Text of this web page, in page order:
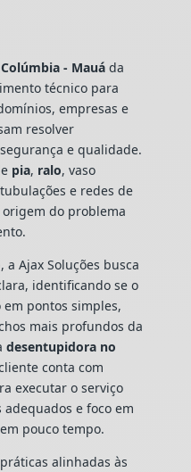
- Mauáda
técnico para
empresas e
resolver
e qualidade.
pia, ralo, vaso
e redes de
do problema
, a Ajax Soluções busca
identificando se o
pontos simples,
mais profundos da
desentupidora no
conta com
executar o serviço
e foco em
pouco tempo.
alinhadas às